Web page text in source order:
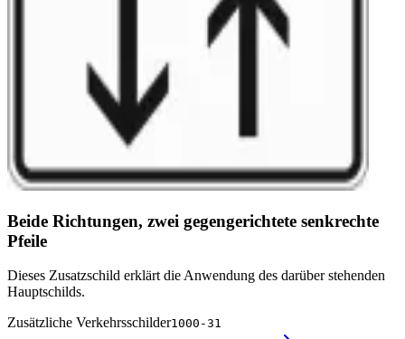
Beide Richtungen, zwei gegengerichtete senkrechte
Pfeile
Dieses Zusatzschild erklärt die Anwendung des darüber stehenden
Hauptschilds.
Zusätzliche Verkehrsschilder1000-31